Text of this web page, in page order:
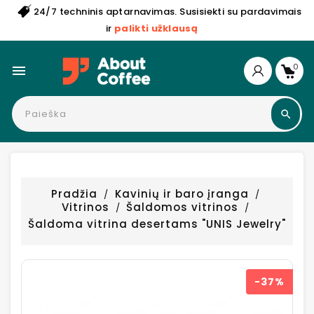
24/7 techninis aptarnavimas. Susisiekti su pardavimais
ir palikti užklausą
 0
Pradžia
Kavinių ir baro įranga
Vitrinos
Šaldomos vitrinos
Šaldoma vitrina desertams "UNIS Jewelry"
−37%